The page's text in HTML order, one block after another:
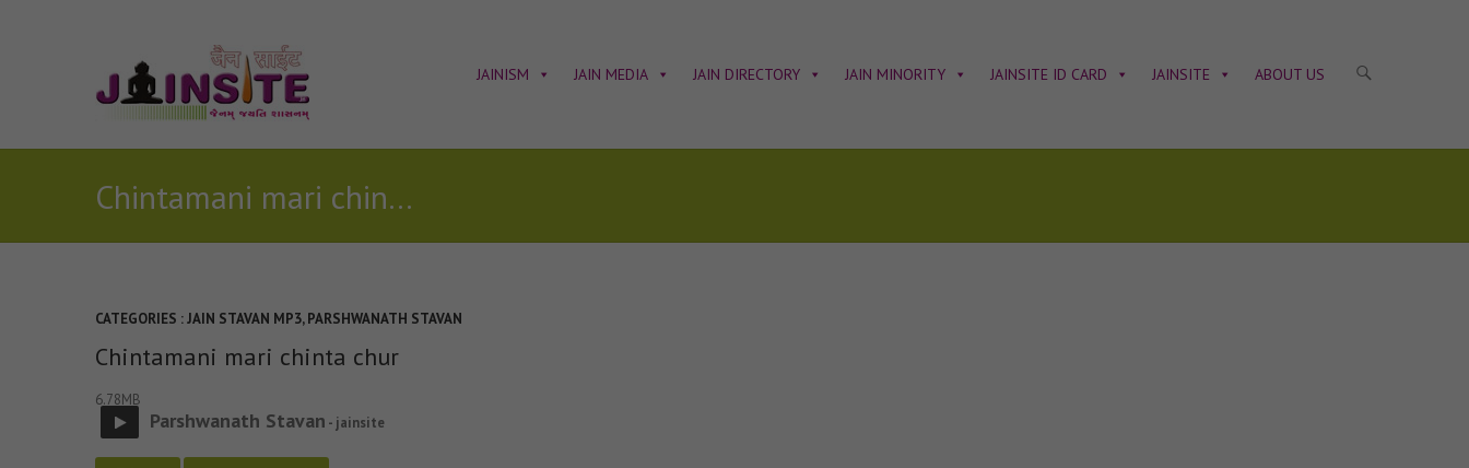
JAINISM JAIN MEDIA JAIN DIRECTORY JAIN MINORITY JAINSITE ID CARD JAINSITE ABOUT US
Chintamani mari chinta chur
CATEGORIES :JAIN STAVAN MP3,PARSHWANATH STAVAN
Chintamani mari chinta chur
6.78MB
Parshwanath Stavan - jainsite